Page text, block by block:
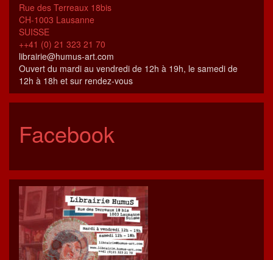
Rue des Terreaux 18bis
CH-1003 Lausanne
SUISSE
++41 (0) 21 323 21 70
librairie@humus-art.com
Ouvert du mardi au vendredi de 12h à 19h, le samedi de
12h à 18h et sur rendez-vous
Facebook